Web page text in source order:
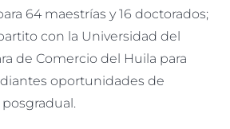
64 maestrías y 16 doctorados;
con la Universidad del
de Comercio del Huila para
oportunidades de